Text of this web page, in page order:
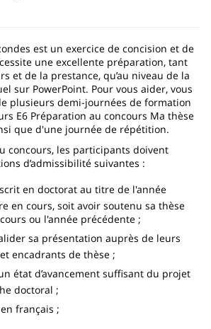
est un exercice de concision et de
une excellente préparation, tant
et de la prestance, qu’au niveau de la
sur PowerPoint. Pour vous aider, vous
plusieurs demi-journées de formation
E6 Préparation au concours Ma thèse
que d'une journée de répétition.
concours, les participants doivent
d’admissibilité suivantes :
en doctorat au titre de l'année
en cours, soit avoir soutenu sa thèse
ou l'année précédente ;
sa présentation auprès de leurs
encadrants de thèse ;
état d’avancement suffisant du projet
doctoral ;
français ;